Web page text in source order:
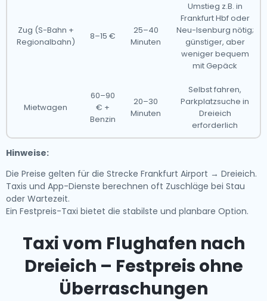
Zug (S-Bahn +
Regionalbahn)
8–15 €
25–40
Minuten
Umstieg z.B. in
Frankfurt Hbf oder
Neu-Isenburg nötig;
günstiger, aber
weniger bequem
mit Gepäck
Mietwagen
60–90
€ +
Benzin
20–30
Minuten
Selbst fahren,
Parkplatzsuche in
Dreieich
erforderlich
Hinweise:
Die Preise gelten für die Strecke Frankfurt Airport → Dreieich.
Taxis und App-Dienste berechnen oft Zuschläge bei Stau
oder Wartezeit.
Ein Festpreis-Taxi bietet die stabilste und planbare Option.
Taxi vom Flughafen nach
Dreieich – Festpreis ohne
Überraschungen